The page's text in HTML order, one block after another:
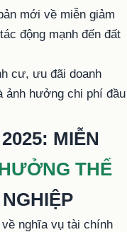
mới về miễn giảm
động mạnh đến đất
cư, ưu đãi doanh
ảnh hưởng chi phí đầu
MIỄN
THẾ
nghĩa vụ tài chính